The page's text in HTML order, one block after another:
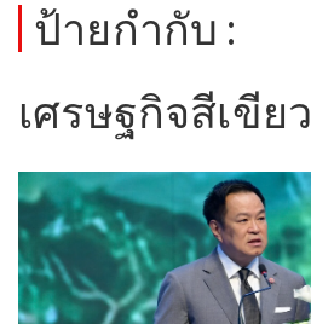
ป้ายกำกับ :
เศรษฐกิจสีเขียว